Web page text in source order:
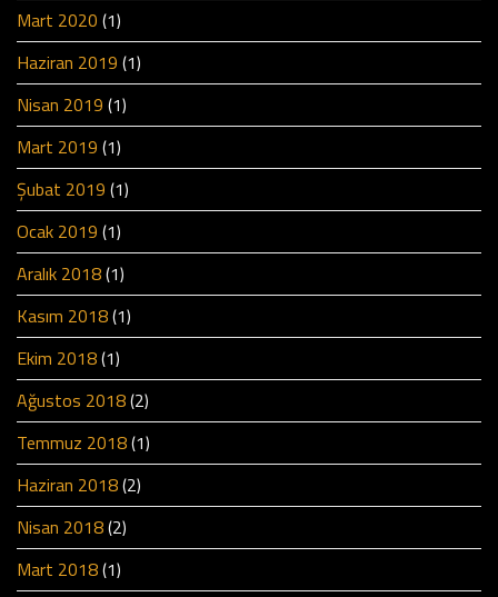
Mart 2020 (1)
Haziran 2019 (1)
Nisan 2019 (1)
Mart 2019 (1)
Şubat 2019 (1)
Ocak 2019 (1)
Aralık 2018(1)
Kasım 2018(1)
Ekim 2018(1)
Ağustos 2018(2)
Temmuz 2018(1)
Haziran 2018(2)
Nisan 2018(2)
Mart 2018(1)